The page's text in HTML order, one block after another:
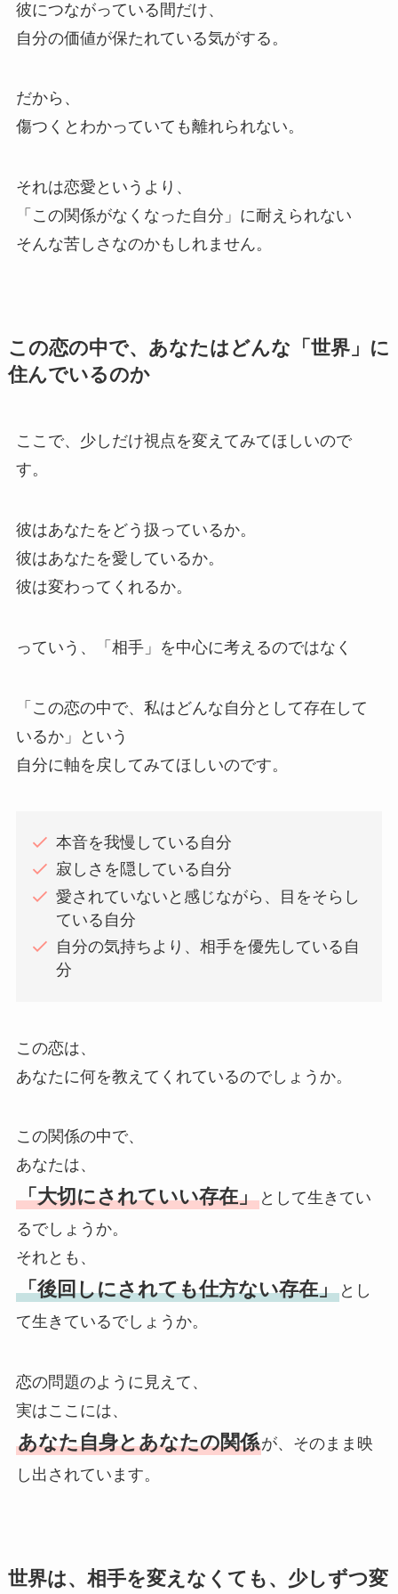
彼につながっている間だけ、
自分の価値が保たれている気がする。
だから、
傷つくとわかっていても離れられない。
それは恋愛というより、
「この関係がなくなった自分」に耐えられない
そんな苦しさなのかもしれません。
この恋の中で、あなたはどんな「世界」に
住んでいるのか
ここで、少しだけ視点を変えてみてほしいので
す。
彼はあなたをどう扱っているか。
彼はあなたを愛しているか。
彼は変わってくれるか。
っていう、「相手」を中心に考えるのではなく
「この恋の中で、私はどんな自分として存在して
いるか」という
自分に軸を戻してみてほしいのです。
本音を我慢している自分
寂しさを隠している自分
愛されていないと感じながら、目をそらし
ている自分
自分の気持ちより、相手を優先している自
分
この恋は、
あなたに何を教えてくれているのでしょうか。
この関係の中で、
あなたは、
「大切にされていい存在」として生きてい
るでしょうか。
それとも、
「後回しにされても仕方ない存在」とし
て生きているでしょうか。
恋の問題のように見えて、
実はここには、
あなた自身とあなたの関係が、そのまま映
し出されています。
世界は、相手を変えなくても、少しずつ変